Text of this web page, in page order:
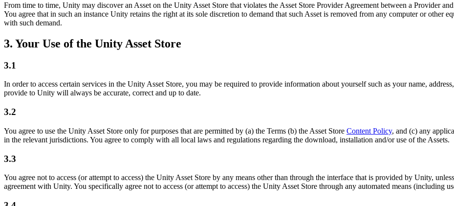
From time to time, Unity may discover an Asset on the Unity Asset Store that violates the Asset Store Provider Agreement between a Provider
You agree that in such an instance Unity retains the right at its sole discretion to demand that such Asset is removed from any computer or other
with such demand.
3. Your Use of the Unity Asset Store
3.1
In order to access certain services in the Unity Asset Store, you may be required to provide information about yourself such as your name,
provide to Unity will always be accurate, correct and up to date.
3.2
You agree to use the Unity Asset Store only for purposes that are permitted by (a) the Terms (b) the Asset Store Content Policy, and (c) any
in the relevant jurisdictions. You agree to comply with all local laws and regulations regarding the download, installation and/or use of the Assets.
3.3
You agree not to access (or attempt to access) the Unity Asset Store by any means other than through the interface that is provided by Unity,
agreement with Unity. You specifically agree not to access (or attempt to access) the Unity Asset Store through any automated means (including